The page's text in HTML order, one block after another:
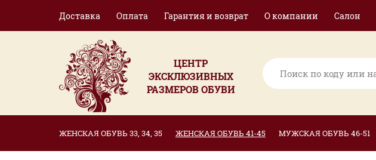
Доставка Оплата Гарантия и возврат О компании Салон
ЦЕНТР
ЭКСКЛЮЗИВНЫХ
РАЗМЕРОВ ОБУВИ
ЖЕНСКАЯ ОБУВЬ 33, 34, 35 ЖЕНСКАЯ ОБУВЬ 41-45 МУЖСКАЯ ОБУВЬ 46-51